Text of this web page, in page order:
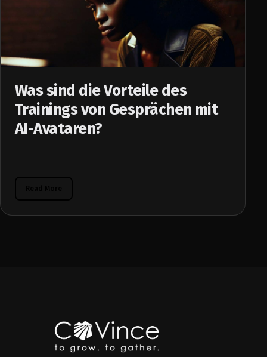
Was sind die Vorteile des
Trainings von Gesprächen mit
AI-Avataren?